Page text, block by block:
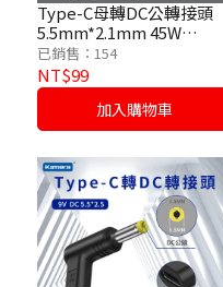
Type-C母轉DC公轉接頭
5.5mm*2.1mm 45W
/15V/3A
已銷售：154
NT$99
加入購物車